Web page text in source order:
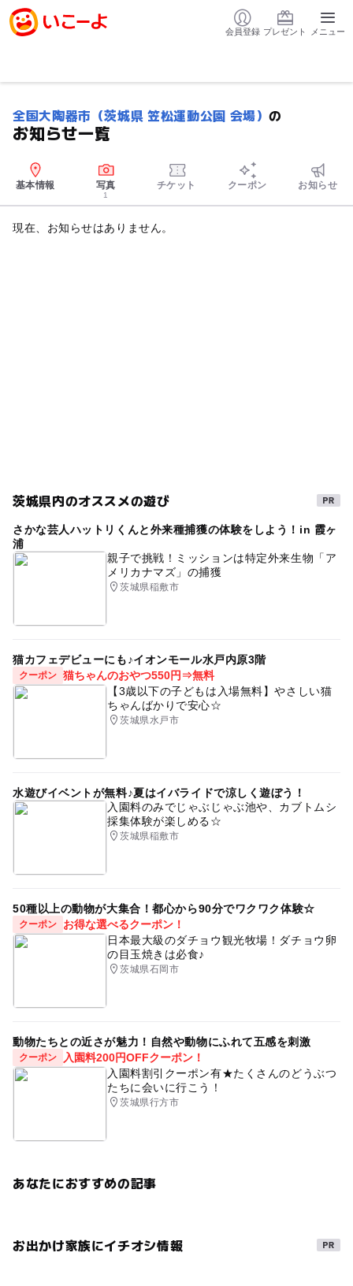
会員登録 プレゼント メニュー
全国大陶器市（茨城県 笠松運動公園 会場）の
お知らせ一覧
基本情報 写真
1
チケット クーポン お知らせ
現在、お知らせはありません。
茨城県内のオススメの遊び
さかな芸人ハットリくんと外来種捕獲の体験をしよう！in 霞ヶ
浦
親子で挑戦！ミッションは特定外来生物「ア
メリカナマズ」の捕獲
茨城県稲敷市
猫カフェデビューにも♪イオンモール水戸内原3階
クーポン 猫ちゃんのおやつ550円⇒無料
【3歳以下の子どもは入場無料】やさしい猫
ちゃんばかりで安心☆
茨城県水戸市
水遊びイベントが無料♪夏はイバライドで涼しく遊ぼう！
入園料のみでじゃぶじゃぶ池や、カブトムシ
採集体験が楽しめる☆
茨城県稲敷市
50種以上の動物が大集合！都心から90分でワクワク体験☆
クーポン
お得な選べるクーポン！
日本最大級のダチョウ観光牧場！ダチョウ卵
の目玉焼きは必食♪
茨城県石岡市
動物たちとの近さが魅力！自然や動物にふれて五感を刺激
クーポン
入園料200円OFFクーポン！
入園料割引クーポン有★たくさんのどうぶつ
たちに会いに行こう！
茨城県行方市
あなたにおすすめの記事
お出かけ家族にイチオシ情報